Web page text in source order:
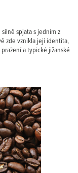
spjata s jedním z
zde vznikla její identita,
a typické jižanské